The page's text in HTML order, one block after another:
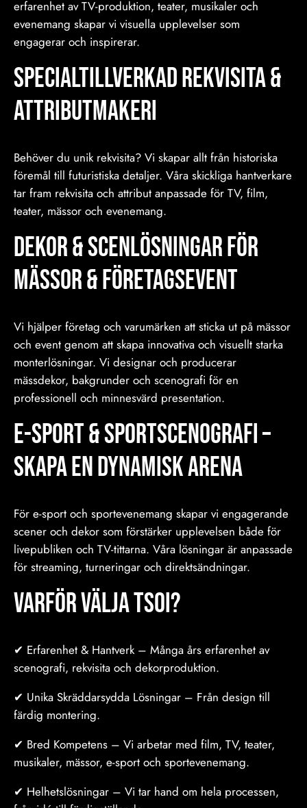
erfarenhet av TV-produktion, teater, musikaler och
evenemang skapar vi visuella upplevelser som
engagerar och inspirerar.
Specialtillverkad Rekvisita &
Attributmakeri
Behöver du unik rekvisita? Vi skapar allt från historiska
föremål till futuristiska detaljer. Våra skickliga hantverkare
tar fram rekvisita och attribut anpassade för TV, film,
teater, mässor och evenemang.
Dekor & Scenlösningar för
Mässor & Företagsevent
Vi hjälper företag och varumärken att sticka ut på mässor
och event genom att skapa innovativa och visuellt starka
monterlösningar. Vi designar och producerar
mässdekor, bakgrunder och scenografi för en
professionell och minnesvärd presentation.
E-sport & Sportscenografi –
Skapa en Dynamisk Arena
För e-sport och sportevenemang skapar vi engagerande
scener och dekor som förstärker upplevelsen både för
livepubliken och TV-tittarna. Våra lösningar är anpassade
för streaming, turneringar och direktsändningar.
Varför Välja TSOI?
✔ Erfarenhet & Hantverk – Många års erfarenhet av
scenografi, rekvisita och dekorproduktion.
✔ Unika Skräddarsydda Lösningar – Från design till
färdig montering.
✔ Bred Kompetens – Vi arbetar med film, TV, teater,
musikaler, mässor, e-sport och sportevenemang.
✔ Helhetslösningar – Vi tar hand om hela processen,